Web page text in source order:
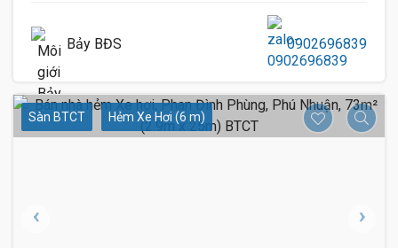
Bảy BĐS 0902696839
Sàn BTCT Hẻm Xe Hơi (6 m)